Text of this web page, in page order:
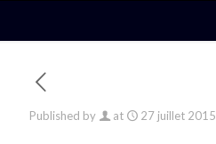
Published by at 27 juillet 2015